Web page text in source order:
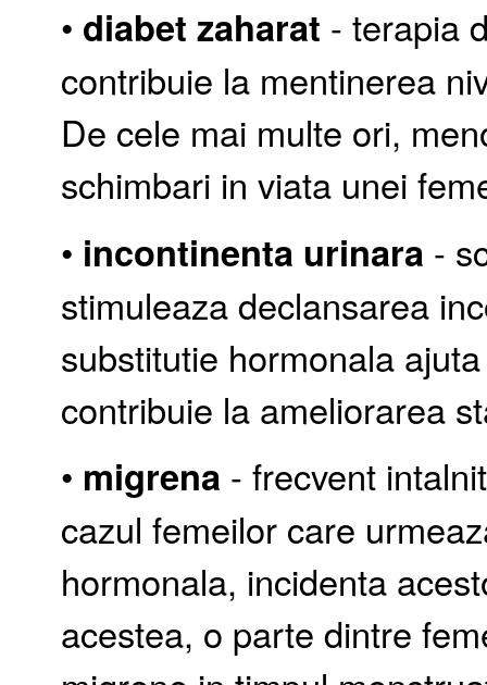
• diabet zaharat - terapia
contribuie la mentinerea
De cele mai multe ori,
schimbari in viata unei
• incontinenta urinara -
stimuleaza declansarea
substitutie hormonala
contribuie la ameliorarea
• migrena - frecvent
cazul femeilor care
hormonala, incidenta
acestea, o parte dintre